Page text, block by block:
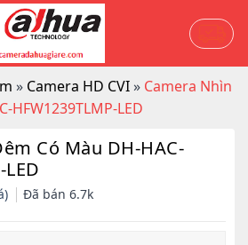
» Camera HD CVI» Camera Nhìn
HFW1239TLMP-LED
Có Màu DH-HAC-
Đã bán 6.7k